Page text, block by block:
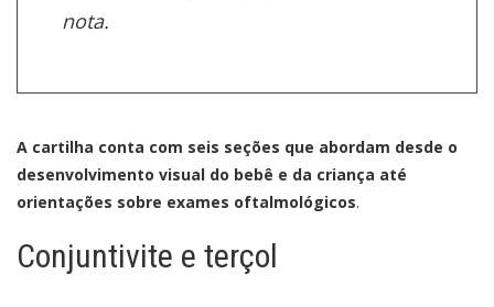
nota.
A cartilha conta com seis seções que abordam desde o
desenvolvimento visual do bebê e da criança até
orientações sobre exames oftalmológicos.
Conjuntivite e terçol